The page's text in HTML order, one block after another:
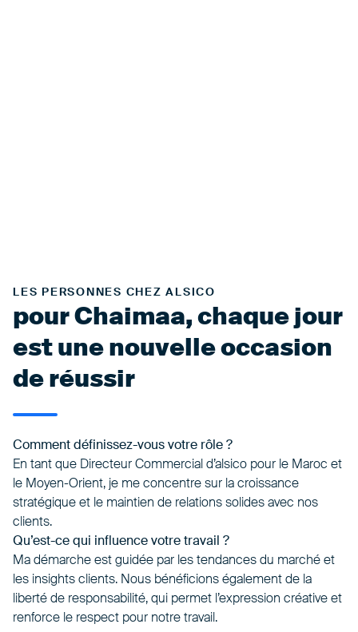
LES PERSONNES CHEZ ALSICO
pour Chaimaa, chaque jour
est une nouvelle occasion
de réussir
Comment définissez-vous votre rôle ?
En tant que Directeur Commercial d’alsico pour le Maroc et
le Moyen-Orient, je me concentre sur la croissance
stratégique et le maintien de relations solides avec nos
clients.
Qu’est-ce qui influence votre travail ?
Ma démarche est guidée par les tendances du marché et
les insights clients. Nous bénéficions également de la
liberté de responsabilité, qui permet l’expression créative et
renforce le respect pour notre travail.